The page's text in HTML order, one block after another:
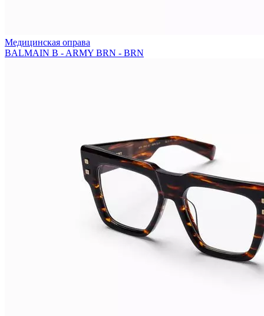
Медицинская оправа
BALMAIN B - ARMY BRN - BRN